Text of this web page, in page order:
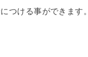
つける事ができます。